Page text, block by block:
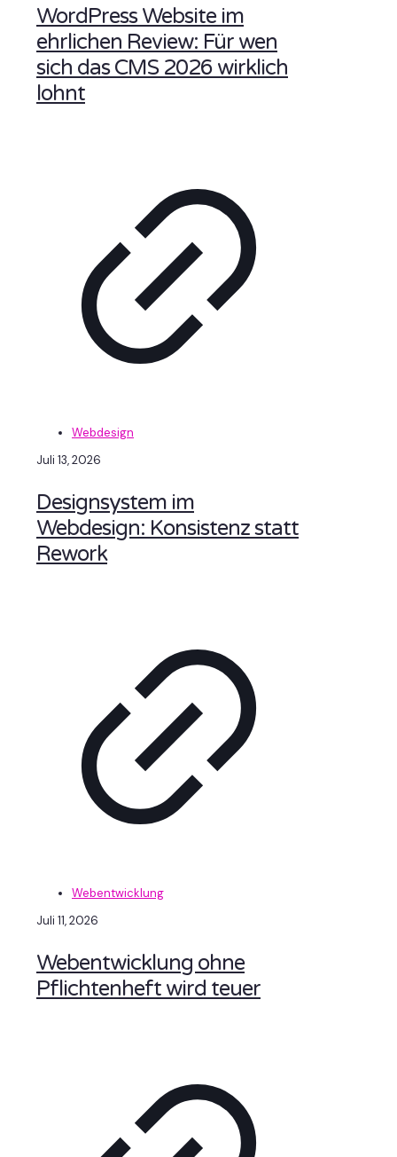
WordPress Website im
ehrlichen Review: Für wen
sich das CMS 2026 wirklich
lohnt
Webdesign
Juli 13, 2026
Designsystem im
Webdesign: Konsistenz statt
Rework
Webentwicklung
Juli 11, 2026
Webentwicklung ohne
Pflichtenheft wird teuer